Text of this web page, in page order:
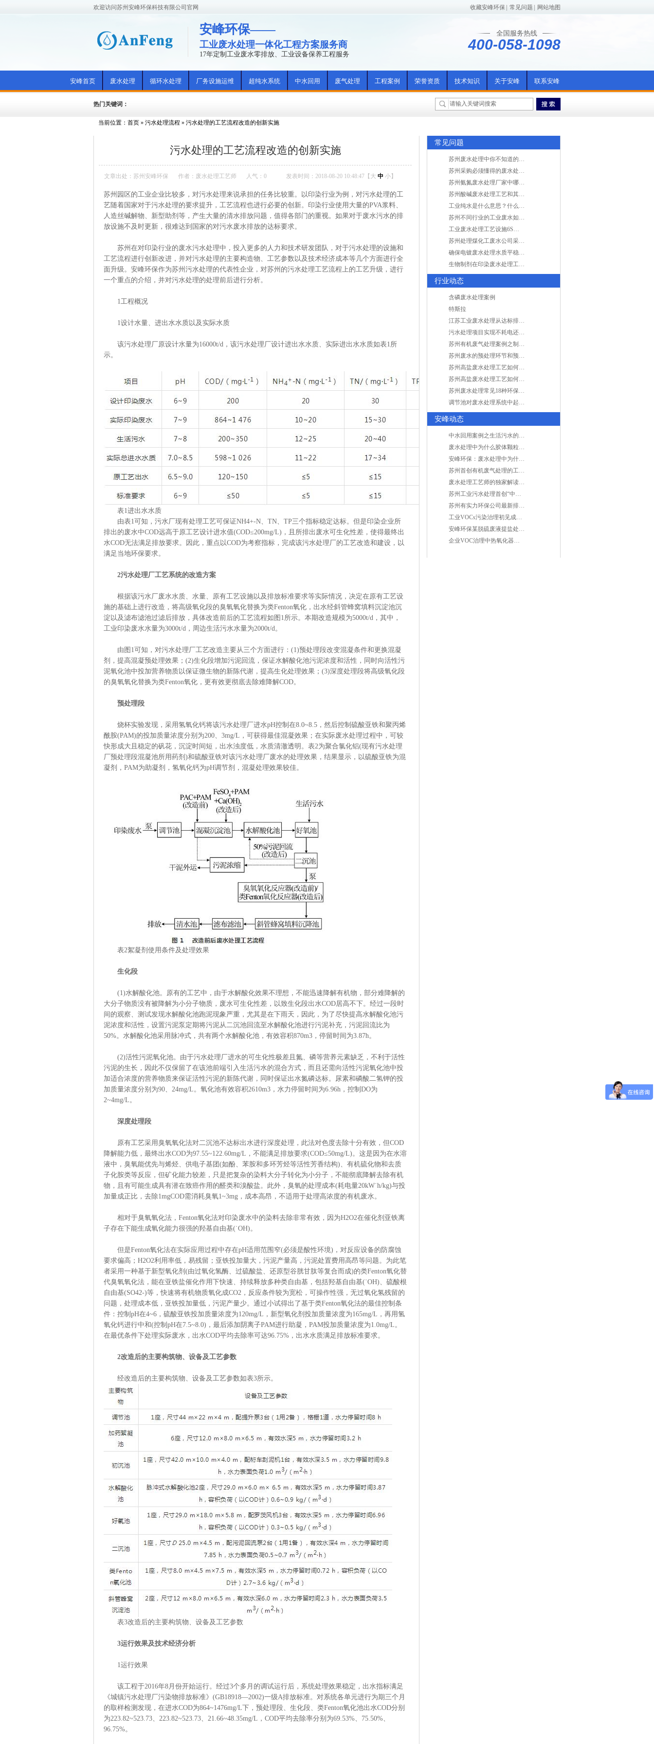
欢迎访问苏州安峰环保科技有限公司官网 收藏安峰环保 常见问题 网站地图
安峰环保——
工业废水处理一体化工程方案服务商
17年定制工业废水零排放、工业设备保养工程服务
全国服务热线
400-058-1098
安峰首页 废水处理 循环水处理 厂务设施运维 超纯水系统 中水回用 废气处理 工程案例 荣誉资质 技术知识 关于安峰 联系安峰
热门关键词：
当前位置： 首页 » 污水处理流程 » 污水处理的工艺流程改造的创新实施
污水处理的工艺流程改造的创新实施
文章出处：苏州安峰环保 作者：废水处理工艺师 人气： 0 发表时间：2018-08-20 10:48:47【 大 中 小】
苏州园区的工业企业比较多，对污水处理来说承担的任务比较重。以印染行业为例，对污水处理的工
艺随着国家对于污水处理的要求提升，工艺流程也进行必要的创新。印染行业使用大量的PVA浆料、
人造丝碱解物、新型助剂等，产生大量的清水排放问题，值得各部门的重视。如果对于废水污水的排
放设施不及时更新，很难达到国家的对污水废水排放的达标要求。
苏州在对印染行业的废水污水处理中，投入更多的人力和技术研发团队，对于污水处理的设施和
工艺流程进行创新改进，并对污水处理的主要构造物、工艺参数以及技术经济成本等几个方面进行全
面升级。安峰环保作为苏州污水处理的代表性企业，对苏州的污水处理工艺流程上的工艺升级，进行
一个重点的介绍，并对污水处理的处理前后进行分析。
1工程概况
1设计水量、进出水水质以及实际水质
该污水处理厂原设计水量为16000t/d，该污水处理厂设计进出水水质、实际进出水水质如表1所
示。
表1进出水水质
由表1可知，污水厂现有处理工艺可保证NH4+-N、TN、TP三个指标稳定达标。但是印染企业所
排出的废水中COD远高于原工艺设计进水值(COD≤200mg/L)，且所排出废水可生化性差，使得最终出
水COD无法满足排放要求。因此，重点以COD为考察指标，完成该污水处理厂的工艺改造和建设，以
满足当地环保要求。
2污水处理厂工艺系统的改造方案
根据该污水厂废水水质、水量、原有工艺设施以及排放标准要求等实际情况，决定在原有工艺设
施的基础上进行改造，将高级氧化段的臭氧氧化替换为类Fenton氧化，出水经斜管蜂窝填料沉淀池沉
淀以及滤布滤池过滤后排放，具体改造前后的工艺流程如图1所示。本期改造规模为5000t/d，其中，
工业印染废水水量为3000t/d，周边生活污水水量为2000t/d。
由图1可知，对污水处理厂工艺改造主要从三个方面进行：(1)预处理段改变混凝条件和更换混凝
剂，提高混凝预处理效果；(2)生化段增加污泥回流，保证水解酸化池污泥浓度和活性，同时向活性污
泥氧化池中投加营养物质以保证微生物的新陈代谢，提高生化处理效果；(3)深度处理段将高级氧化段
的臭氧氧化替换为类Fenton氧化，更有效更彻底去除难降解COD。
预处理段
烧杯实验发现，采用氢氧化钙将该污水处理厂进水pH控制在8.0~8.5，然后控制硫酸亚铁和聚丙烯
酰胺(PAM)的投加质量浓度分别为200、3mg/L，可获得最佳混凝效果；在实际废水处理过程中，可较
快形成大且稳定的矾花，沉淀时间短，出水浊度低，水质清澈透明。表2为聚合氯化铝(现有污水处理
厂预处理段混凝池所用药剂)和硫酸亚铁对该污水处理厂废水的处理效果，结果显示，以硫酸亚铁为混
凝剂，PAM为助凝剂，氢氧化钙为pH调节剂，混凝处理效果较佳。
表2絮凝剂使用条件及处理效果
生化段
(1)水解酸化池。原有的工艺中，由于水解酸化效果不理想，不能迅速降解有机物，部分难降解的
大分子物质没有被降解为小分子物质，废水可生化性差，以致生化段出水COD居高不下。经过一段时
间的观察、测试发现水解酸化池跑泥现象严重，尤其是在下雨天，因此，为了尽快提高水解酸化池污
泥浓度和活性，设置污泥泵定期将污泥从二沉池回流至水解酸化池进行污泥补充，污泥回流比为
50%。水解酸化池采用脉冲式，共有两个水解酸化池，有效容积870m3，停留时间为3.87h。
(2)活性污泥氧化池。由于污水处理厂进水的可生化性极差且氮、磷等营养元素缺乏，不利于活性
污泥的生长，因此不仅保留了在该池前端引入生活污水的混合方式，而且还需向活性污泥氧化池中投
加适合浓度的营养物质来保证活性污泥的新陈代谢，同时保证出水氮磷达标。尿素和磷酸二氢钾的投
加质量浓度分别为90、24mg/L。氧化池有效容积2610m3，水力停留时间为6.96h，控制DO为
2~4mg/L。
深度处理段
原有工艺采用臭氧氧化法对二沉池不达标出水进行深度处理，此法对色度去除十分有效，但COD
降解能力低，最终出水COD为97.55~122.60mg/L，不能满足排放要求(COD≤50mg/L)。这是因为在水溶
液中，臭氧能优先与烯烃、供电子基团(如酚、苯胺和多环芳烃等活性芳香结构)、有机硫化物和去质
子化胺类等反应，但矿化能力较差，只是把复杂的染料大分子转化为小分子，不能彻底降解去除有机
物，且有可能生成具有潜在致癌作用的醛类和溴酸盐。此外，臭氧的处理成本(耗电量20kW˙h/kg)与投
加量成正比，去除1mgCOD需消耗臭氧1~3mg，成本高昂，不适用于处理高浓度的有机废水。
相对于臭氧氧化法，Fenton氧化法对印染废水中的染料去除非常有效，因为H2O2在催化剂亚铁离
子存在下能生成氧化能力很强的羟基自由基(˙OH)。
但是Fenton氧化法在实际应用过程中存在pH适用范围窄(必须是酸性环境)，对反应设备的防腐蚀
要求偏高；H2O2利用率低，易残留；亚铁投加量大，污泥产量高，污泥处置费用高昂等问题。为此笔
者采用一种基于新型氧化剂(由过氧化氢酶、过硫酸盐、还原型谷胱甘肽等复合而成)的类Fenton氧化替
代臭氧氧化法，能在亚铁盐催化作用下快速、持续释放多种类自由基，包括羟基自由基(˙OH)、硫酸根
自由基(SO42-)等，快速将有机物质氧化成CO2，反应条件较为宽松，可操作性强，无过氧化氢残留的
问题，处理成本低，亚铁投加量低，污泥产量少。通过小试得出了基于类Fenton氧化法的最佳控制条
件：控制pH在4~6，硫酸亚铁投加质量浓度为120mg/L，新型氧化剂投加质量浓度为165mg/L，再用氢
氧化钙进行中和(控制pH在7.5~8.0)，最后添加阴离子PAM进行助凝，PAM投加质量浓度为1.0mg/L。
在最优条件下处理实际废水，出水COD平均去除率可达96.75%，出水水质满足排放标准要求。
2改造后的主要构筑物、设备及工艺参数
经改造后的主要构筑物、设备及工艺参数如表3所示。
表3改造后的主要构筑物、设备及工艺参数
3运行效果及技术经济分析
1运行效果
该工程于2016年8月份开始运行。经过3个多月的调试运行后，系统处理效果稳定，出水指标满足
《城镇污水处理厂污染物排放标准》(GB18918—2002)一级A排放标准。对系统各单元进行为期三个月
的取样检测发现，在进水COD为864~1476mg/L下，预处理段、生化段、类Fenton氧化池出水COD分别
为223.82~523.73、223.82~523.73、21.66~48.35mg/L，COD平均去除率分别为69.53%、75.50%、
96.75%。
常见问题
苏州废水处理中你不知道的工艺全在这里
苏州采购必须懂得的废水处理问题，值得收藏！
苏州氨氮废水处理厂家中哪家最专业？
苏州酸碱废水处理工艺和其他废水处理的区别
工业纯水是什么意思？什么是纯水处理？
苏州不同行业的工业废水如何处理的？
工业废水处理工艺设施6S现场管理
苏州处理煤化工废水公司采用哪些工艺方法?
确保电镀废水处理水质平稳因素有哪些？
生物制剂在印染废水处理工艺技术中效果如何？
行业动态
含磷废水处理案例
特斯拉
江苏工业废水处理从达标排放到零排放
污水处理项目实现不耗电还省电的技术革新
苏州有机废气处理案例之制药类企业处理工艺
苏州废水的预处理环节和预计达到目的
苏州高盐废水处理工艺如何实现行业升级
苏州高盐废水处理工艺如何实现行业升级
苏州废水处理常见18种环保术语，秒懂！
调节池对废水处理系统中起到怎样的作用？
安峰动态
中水回用案例之生活污水的二次处理利用
废水处理中为什么胶体颗粒不易自然沉降?
安峰环保：废水处理中为什么胶体颗粒不易自然沉降?
苏州首创有机废气处理的工艺测试
废水处理工艺师的独家解读废水处理知识
苏州工业污水处理首创“中水”回用经济
苏州有实力环保公司最新排名/知名环保公司有哪些?
工业VOCs污染治理初见成效：地球比20年前更绿
安峰环保某脱硫废液提盐处理项目验收成功
企业VOC治理中热氧化器如何安全运行？